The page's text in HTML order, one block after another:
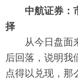
中航证券：
择
从今日盘面来
后回落，说明我
点得以兑现，那